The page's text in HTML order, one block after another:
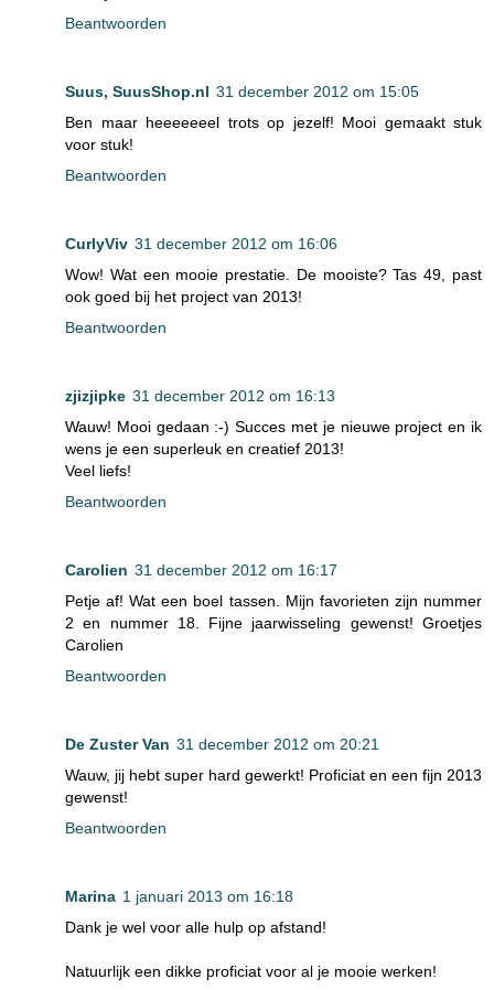
Beantwoorden
Suus, SuusShop.nl 31 december 2012 om 15:05
Ben maar heeeeeeel trots op jezelf! Mooi gemaakt stuk
voor stuk!
Beantwoorden
CurlyViv 31 december 2012 om 16:06
Wow! Wat een mooie prestatie. De mooiste? Tas 49, past
ook goed bij het project van 2013!
Beantwoorden
zjizjipke 31 december 2012 om 16:13
Wauw! Mooi gedaan :-) Succes met je nieuwe project en ik
wens je een superleuk en creatief 2013!
Veel liefs!
Beantwoorden
Carolien 31 december 2012 om 16:17
Petje af! Wat een boel tassen. Mijn favorieten zijn nummer
2 en nummer 18. Fijne jaarwisseling gewenst! Groetjes
Carolien
Beantwoorden
De Zuster Van 31 december 2012 om 20:21
Wauw, jij hebt super hard gewerkt! Proficiat en een fijn 2013
gewenst!
Beantwoorden
Marina 1 januari 2013 om 16:18
Dank je wel voor alle hulp op afstand!
Natuurlijk een dikke proficiat voor al je mooie werken!